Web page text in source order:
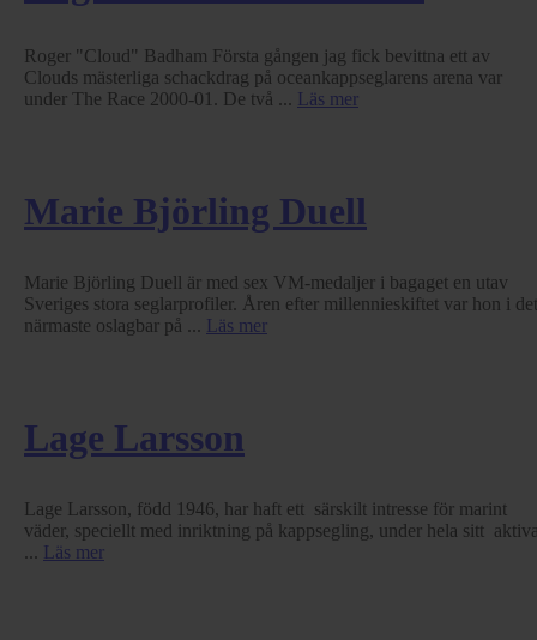
Roger "Cloud" Badham Första gången jag fick bevittna ett av
Clouds mästerliga schackdrag på oceankappseglarens arena var
under The Race 2000-01. De två ... Läs mer
Marie Björling Duell
Marie Björling Duell är med sex VM-medaljer i bagaget en utav
Sveriges stora seglarprofiler. Åren efter millennieskiftet var hon i det
närmaste oslagbar på ... Läs mer
Lage Larsson
Lage Larsson, född 1946, har haft ett särskilt intresse för marint
väder, speciellt med inriktning på kappsegling, under hela sitt
... Läs mer